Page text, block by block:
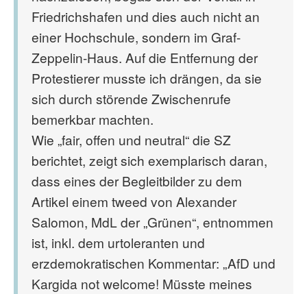
Friedrichshafen und dies auch nicht an
einer Hochschule, sondern im Graf-
Zeppelin-Haus. Auf die Entfernung der
Protestierer musste ich drängen, da sie
sich durch störende Zwischenrufe
bemerkbar machten.
Wie „fair, offen und neutral“ die SZ
berichtet, zeigt sich exemplarisch daran,
dass eines der Begleitbilder zu dem
Artikel einem tweed von Alexander
Salomon, MdL der „Grünen“, entnommen
ist, inkl. dem urtoleranten und
erzdemokratischen Kommentar: „AfD und
Kargida not welcome! Müsste meines